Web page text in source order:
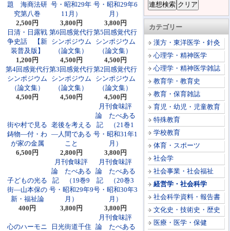
カテゴリー
漢方・東洋医学・針灸
心理学・精神医学
心理学・精神医学雑誌
教育学・教育史
教育・保育雑誌
育児・幼児・児童教育
特殊教育
学校教育
体育・スポーツ
社会学
社会事業・社会福祉
経営学・社会科学
社会科学資料・報告書
文化史・技術史・歴史
医療・医学・保健
題 海商法研
究第八巻
2,500円
号・昭和29年
11月）
3,800円
号・昭和29年6
月）
3,800円
日清・日露戦
争史話 【新
装普及版】
1,200円
第6回感覚代行
シンポジウム
（論文集）
4,500円
第5回感覚代行
シンポジウム
（論文集）
4,500円
第4回感覚代行
シンポジウム
（論文集）
4,500円
第3回感覚代行
シンポジウム
（論文集）
4,500円
第2回感覚代行
シンポジウム
（論文集）
4,500円
街や村で見る
鋳物―付・わ
が家の金属
6,500円
老後を考える
―人間である
こと
2,800円
月刊食味評
論 たべある
記 （21巻1
号・昭和31年1
月）
3,800円
子どもの光る
街―山本保の
新・福祉論
400円
月刊食味評
論 たべある
記 （19巻9
号・昭和29年9
月）
3,800円
月刊食味評
論 たべある
記 （20巻3
号・昭和30年3
月）
3,800円
心のハーモニ
日光街道千住
月刊食味評
論 たべある